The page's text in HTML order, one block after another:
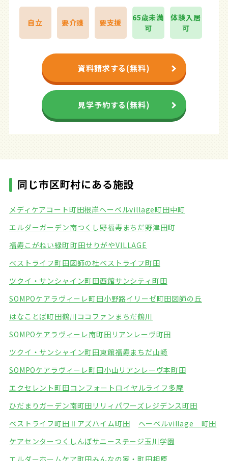
自立 要介護 要支援
65歳未満
可
体験入居
可
資料請求する(無料)
見学予約する(無料)
同じ市区町村にある施設
メディケアコート町田根岸ヘーベルvillage町田中町
エルダーガーデン南つくし野福寿まちだ野津田町
福寿こがねい緑町町田せりがやVILLAGE
ベストライフ町田図師の杜ベストライフ町田
ツクイ・サンシャイン町田西館サンシティ町田
SOMPOケアラヴィーレ町田小野路イリーゼ町田図師の丘
はなことば町田鶴川 ココファンまちだ鶴川
SOMPOケアラヴィーレ南町田 リアンレーヴ町田
ツクイ・サンシャイン町田東館福寿まちだ山崎
SOMPOケアラヴィーレ町田小山 リアンレーヴ本町田
エクセレント町田コンフォートロイヤルライフ多摩
ひだまりガーデン南町田 リリィパワーズレジデンス町田
ベストライフ町田Ⅱ アズハイム町田
ヘーベルvillage 町田
ケアセンターつくしんぼサニーステージ玉川学園
エルダーホームケア町田みんなの家・町田相原